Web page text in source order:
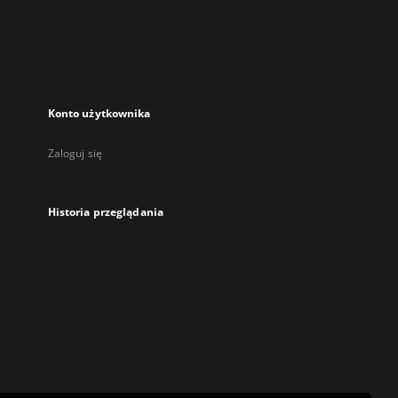
Konto użytkownika
Zaloguj się
Historia przeglądania